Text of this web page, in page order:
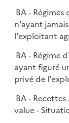
BA -
n'ayant
l'exploitant
BA - Régime
ayant figuré
privé de
BA -
value -